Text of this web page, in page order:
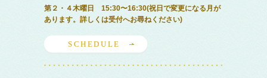
第２・４木曜日 15:30〜16:30(祝日で変更になる月が
あります。詳しくは受付へお尋ねください)
SCHEDULE